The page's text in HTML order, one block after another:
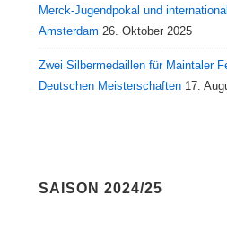
Merck-Jugendpokal und
Amsterdam 26. Oktober 2025
Zwei Silbermedaillen für Maintaler
Deutschen Meisterschaften 17.
SAISON 2024/25